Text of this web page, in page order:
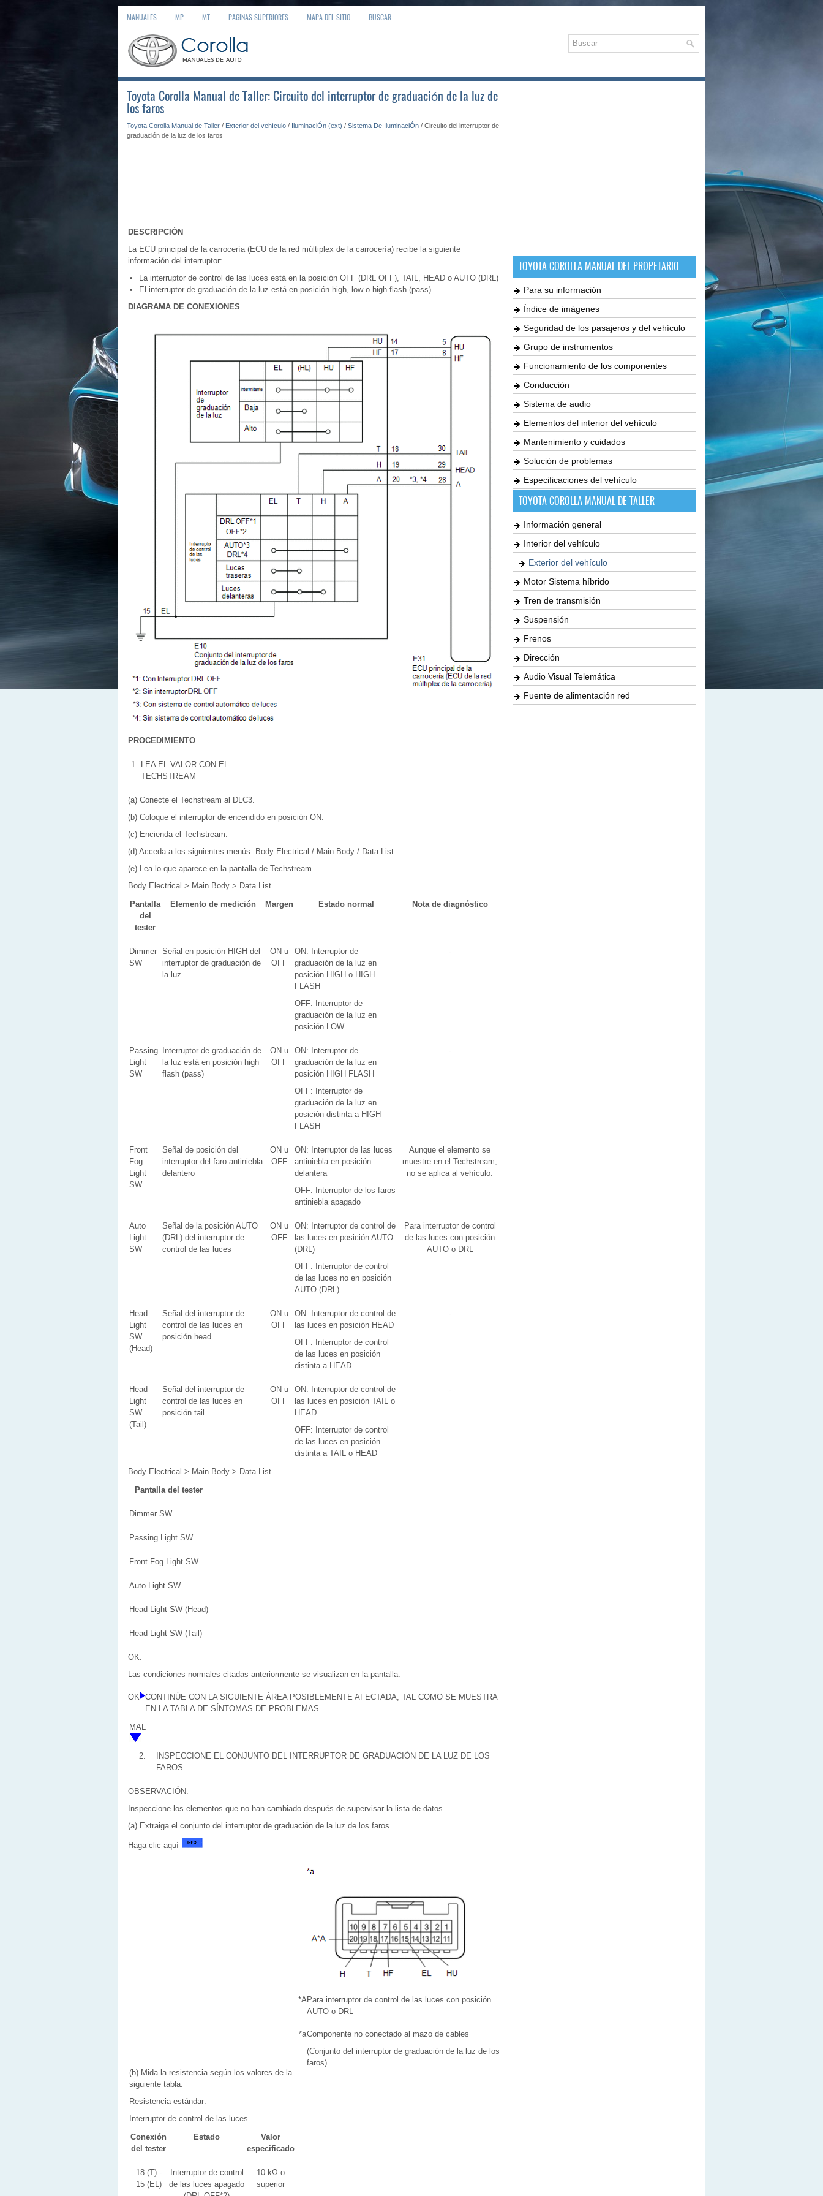
MANUALES MP MT PAGINAS SUPERIORES MAPA DEL SITIO BUSCAR
Toyota Corolla Manual de Taller: Circuito del interruptor de graduación de la luz de
los faros
Toyota Corolla Manual de Taller / Exterior del vehículo / IluminaciÓn (ext) / Sistema De IluminaciÓn / Circuito del interruptor de
graduación de la luz de los faros
DESCRIPCIÓN
La ECU principal de la carrocería (ECU de la red múltiplex de la carrocería) recibe la siguiente
información del interruptor:
La interruptor de control de las luces está en la posición OFF (DRL OFF), TAIL, HEAD o AUTO (DRL)
El interruptor de graduación de la luz está en posición high, low o high flash (pass)
DIAGRAMA DE CONEXIONES
PROCEDIMIENTO
1.
LEA EL VALOR CON EL
TECHSTREAM
(a) Conecte el Techstream al DLC3.
(b) Coloque el interruptor de encendido en posición ON.
(c) Encienda el Techstream.
(d) Acceda a los siguientes menús: Body Electrical / Main Body / Data List.
(e) Lea lo que aparece en la pantalla de Techstream.
Body Electrical > Main Body > Data List
Pantalla
del
tester
Elemento de medición Margen Estado normal Nota de diagnóstico
Dimmer
SW
Señal en posición HIGH del
interruptor de graduación de
la luz
ON u
OFF
ON: Interruptor de
graduación de la luz en
posición HIGH o HIGH
FLASH
OFF: Interruptor de
graduación de la luz en
posición LOW
-
Passing
Light
SW
Interruptor de graduación de
la luz está en posición high
flash (pass)
ON u
OFF
ON: Interruptor de
graduación de la luz en
posición HIGH FLASH
OFF: Interruptor de
graduación de la luz en
posición distinta a HIGH
FLASH
-
Front
Fog
Light
SW
Señal de posición del
interruptor del faro antiniebla
delantero
ON u
OFF
ON: Interruptor de las luces
antiniebla en posición
delantera
OFF: Interruptor de los faros
antiniebla apagado
Aunque el elemento se
muestre en el Techstream,
no se aplica al vehículo.
Auto
Light
SW
Señal de la posición AUTO
(DRL) del interruptor de
control de las luces
ON u
OFF
ON: Interruptor de control de
las luces en posición AUTO
(DRL)
OFF: Interruptor de control
de las luces no en posición
AUTO (DRL)
Para interruptor de control
de las luces con posición
AUTO o DRL
Head
Light
SW
(Head)
Señal del interruptor de
control de las luces en
posición head
ON u
OFF
ON: Interruptor de control de
las luces en posición HEAD
OFF: Interruptor de control
de las luces en posición
distinta a HEAD
-
Head
Light
SW
(Tail)
Señal del interruptor de
control de las luces en
posición tail
ON u
OFF
ON: Interruptor de control de
las luces en posición TAIL o
HEAD
OFF: Interruptor de control
de las luces en posición
distinta a TAIL o HEAD
-
Body Electrical > Main Body > Data List
Pantalla del tester
Dimmer SW
Passing Light SW
Front Fog Light SW
Auto Light SW
Head Light SW (Head)
Head Light SW (Tail)
OK:
Las condiciones normales citadas anteriormente se visualizan en la pantalla.
OK
CONTINÚE CON LA SIGUIENTE ÁREA POSIBLEMENTE AFECTADA, TAL COMO SE MUESTRA
EN LA TABLA DE SÍNTOMAS DE PROBLEMAS
MAL
2.
INSPECCIONE EL CONJUNTO DEL INTERRUPTOR DE GRADUACIÓN DE LA LUZ DE LOS
FAROS
OBSERVACIÓN:
Inspeccione los elementos que no han cambiado después de supervisar la lista de datos.
(a) Extraiga el conjunto del interruptor de graduación de la luz de los faros.
Haga clic aquí
(b) Mida la resistencia según los valores de la
siguiente tabla.
Resistencia estándar:
Interruptor de control de las luces
Conexión
del tester
Estado
Valor
especificado
18 (T) -
15 (EL)
Interruptor de control
de las luces apagado
10 kΩ o
superior
*APara interruptor de control de las luces con posición
AUTO o DRL
*aComponente no conectado al mazo de cables
(Conjunto del interruptor de graduación de la luz de los
faros)
TOYOTA COROLLA MANUAL DEL PROPETARIO
Para su información
Índice de imágenes
Seguridad de los pasajeros y del vehículo
Grupo de instrumentos
Funcionamiento de los componentes
Conducción
Sistema de audio
Elementos del interior del vehículo
Mantenimiento y cuidados
Solución de problemas
Especificaciones del vehículo
TOYOTA COROLLA MANUAL DE TALLER
Información general
Interior del vehículo
Exterior del vehículo
Motor Sistema híbrido
Tren de transmisión
Suspensión
Frenos
Dirección
Audio Visual Telemática
Fuente de alimentación red